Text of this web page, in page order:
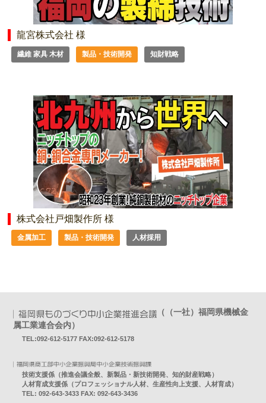
龍宮株式会社 様
繊維 家具 木材 製品・技術開発 知財戦略
株式会社戸畑製作所 様
金属加工 製品・技術開発 人材採用
（（一社）福岡県機械金
属工業連合会内）
TEL:092-612-5177 FAX:092-612-5178
技術支援係（推進会議全般、新製品・新技術開発、知的財産戦略）
人材育成支援係（プロフェッショナル人材、生産性向上支援、人材育成）
TEL: 092-643-3433 FAX: 092-643-3436